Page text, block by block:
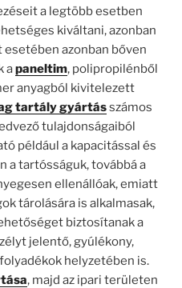
a legtöbb esetben
kiváltani, azonban
azonban bőven
apaneltim, polipropilénből
anyagból kivitelezett
tartály gyártásszámos
tulajdonságaiból
például a kapacitással és
a tartósságuk, továbbá a
ellenállóak, emiatt
tárolására is alkalmasak,
biztosítanak a
jelentő, gyúlékony,
helyzetében is.
, majd az ipari területen